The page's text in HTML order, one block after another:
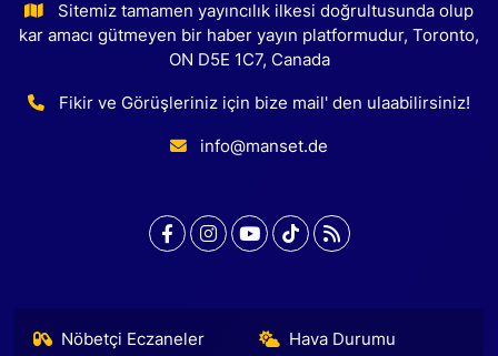
Sitemiz tamamen yayıncılık ilkesi doğrultusunda olup
kar amacı gütmeyen bir haber yayın platformudur, Toronto,
ON D5E 1C7, Canada
Fikir ve Görüşleriniz için bize mail' den ulaabilirsiniz!
info@manset.de
Nöbetçi Eczaneler Hava Durumu